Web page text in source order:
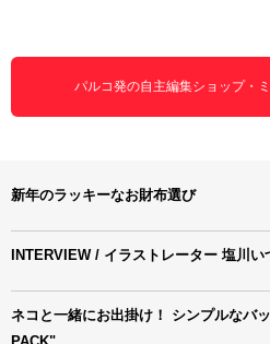
パルコ発の自主編集ショップ・
新年のラッキーなお財布選び
INTERVIEW / イラストレーター 塩川い
ネコと一緒にお出掛け！ シンプルなバ